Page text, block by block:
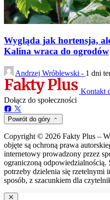
Wygląda jak hortensja,
Kalina wraca do ogrodów
Andrzej Wróblewski - 1 dni
Kontakt
Dołącz do społeczności
Powrót do góry
Copyright © 2026 Fakty Plus –
objęte są ochroną prawa
internetowy prowadzony przez
ograniczoną odpowiedzialnością.
potrzeby dzielenia się rzetelnymi
sposób, z szacunkiem dla